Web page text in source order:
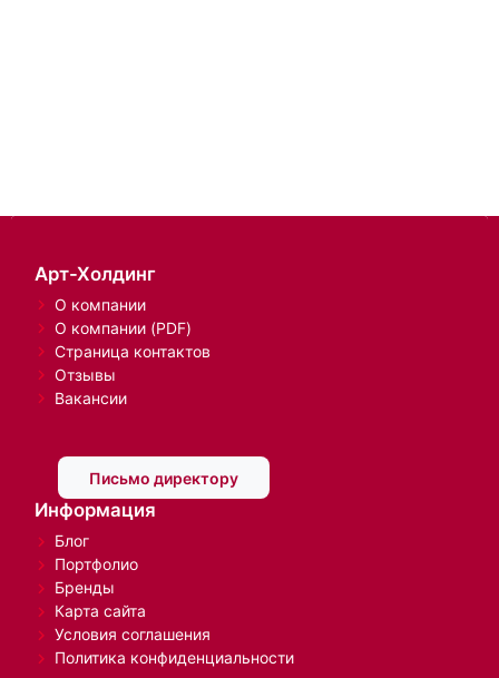
Арт-Холдинг
О компании
О компании (PDF)
Страница контактов
Отзывы
Вакансии
Письмо директору
Информация
Блог
Портфолио
Бренды
Карта сайта
Условия соглашения
Политика конфиденциальности